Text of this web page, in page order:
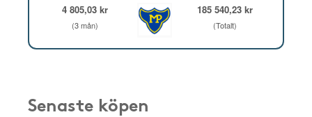
4 805,03 kr
(3 mån)
185 540,23 kr
(Totalt)
Senaste köpen